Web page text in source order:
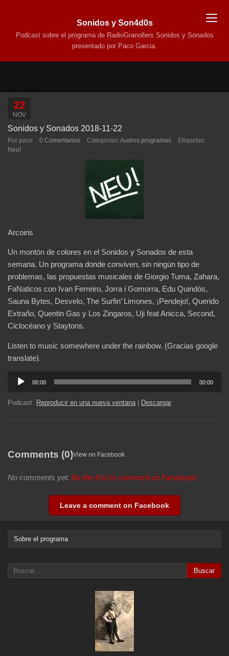
Sonidos y Son4d0s
Podcast sobre el programa de RadioGranollers Sonidos y Sonados
presentado por Paco Garcia.
22
NOV
Sonidos y Sonados 2018-11-22
Por paco 0 Comentarios Categorías: Audios programas
Etiquetas:
Neu!
Arcoiris
Un montón de colores en el Sonidos y Sonados de esta
semana. Un programa donde conviven, sin ningún tipo de
problemas, las propuestas musicales de Giorgio Tuma, Zahara,
FaNaticos con Ivan Ferreiro, Jorra i Gomorra, Edu Quindós,
Sauna Bytes, Desvelo, The Surfin’ Limones, ¡Pendejo!, Querido
Extraño, Quentin Gas y Los Zingaros, Uji feat Anicca, Second,
Ciclocéano y Staytons.
Listen to music somewhere under the rainbow. (Gracias google
translate).
Reproductor
audio
00:00 00:00
Podcast: Reproducir en una nueva ventana| Descargar
Comments (0)View on Facebook
No comments yet. Be the first to comment on Facebook!
Leave a comment on Facebook
Sobre el programa
Buscar